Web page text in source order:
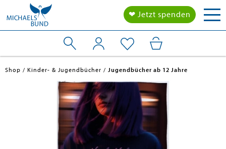
❤ Jetzt spenden
Shop Kinder- & Jugendbücher Jugendbücher ab 12 Jahre